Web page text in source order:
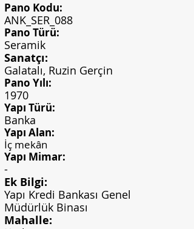
Pano Kodu:
ANK_SER_088
Pano Türü:
Seramik
Sanatçı:
Galatalı, Ruzin Gerçin
Pano Yılı:
1970
Yapı Türü:
Banka
Yapı Alan:
İç mekân
Yapı Mimar:
-
Ek Bilgi:
Yapı Kredi Bankası Genel
Müdürlük Binası
Mahalle: